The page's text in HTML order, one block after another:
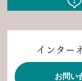
インター
お問い